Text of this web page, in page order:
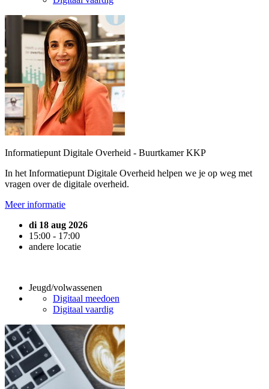
Informatiepunt Digitale Overheid - Buurtkamer KKP
In het Informatiepunt Digitale Overheid helpen we je op weg met
vragen over de digitale overheid.
Meer informatie
di 18 aug 2026
15:00 - 17:00
andere locatie
Jeugd/volwassenen
Digitaal meedoen
Digitaal vaardig